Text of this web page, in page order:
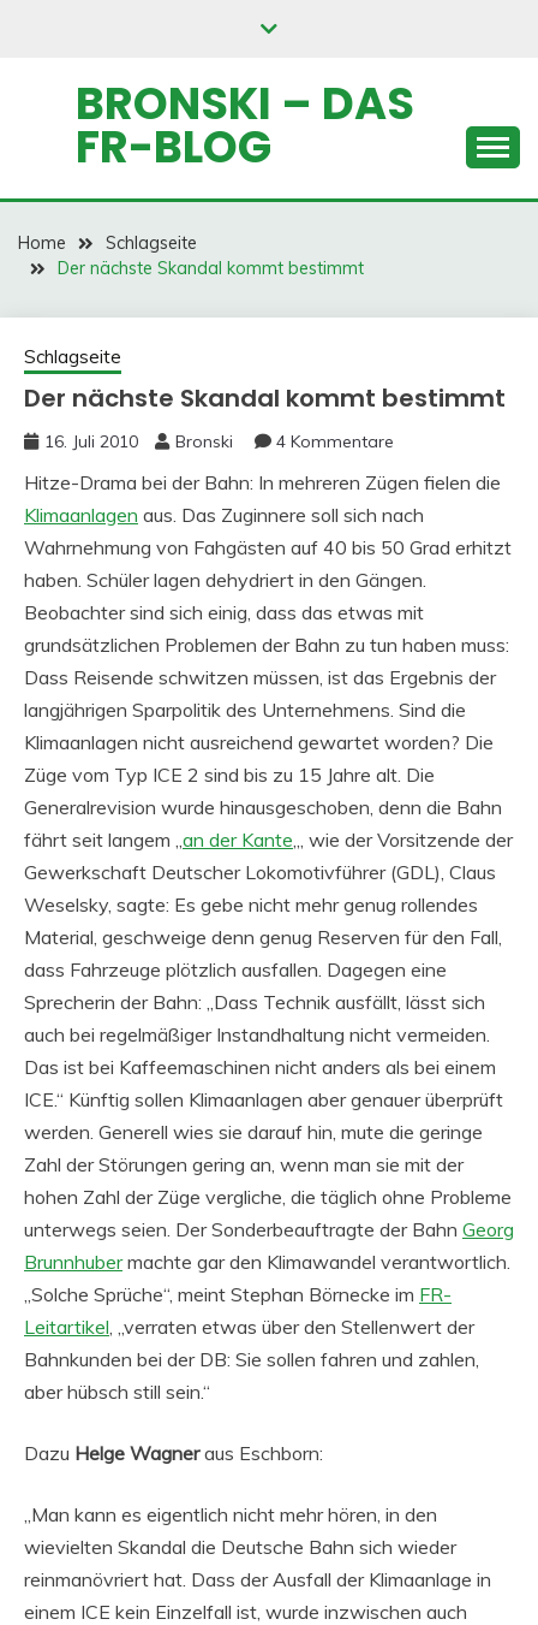
BRONSKI – DAS
FR-BLOG
Home
Schlagseite
Der nächste Skandal kommt bestimmt
Schlagseite
Der nächste Skandal kommt bestimmt
16. Juli 2010 Bronski 4 Kommentare
Hitze-Drama bei der Bahn: In mehreren Zügen fielen die
Klimaanlagen aus. Das Zuginnere soll sich nach
Wahrnehmung von Fahgästen auf 40 bis 50 Grad erhitzt
haben. Schüler lagen dehydriert in den Gängen.
Beobachter sind sich einig, dass das etwas mit
grundsätzlichen Problemen der Bahn zu tun haben muss:
Dass Reisende schwitzen müssen, ist das Ergebnis der
langjährigen Sparpolitik des Unternehmens. Sind die
Klimaanlagen nicht ausreichend gewartet worden? Die
Züge vom Typ ICE 2 sind bis zu 15 Jahre alt. Die
Generalrevision wurde hinausgeschoben, denn die Bahn
fährt seit langem „an der Kante„, wie der Vorsitzende der
Gewerkschaft Deutscher Lokomotivführer (GDL), Claus
Weselsky, sagte: Es gebe nicht mehr genug rollendes
Material, geschweige denn genug Reserven für den Fall,
dass Fahrzeuge plötzlich ausfallen. Dagegen eine
Sprecherin der Bahn: „Dass Technik ausfällt, lässt sich
auch bei regelmäßiger Instandhaltung nicht vermeiden.
Das ist bei Kaffeemaschinen nicht anders als bei einem
ICE.“ Künftig sollen Klimaanlagen aber genauer überprüft
werden. Generell wies sie darauf hin, mute die geringe
Zahl der Störungen gering an, wenn man sie mit der
hohen Zahl der Züge vergliche, die täglich ohne Probleme
unterwegs seien. Der Sonderbeauftragte der Bahn Georg
Brunnhubermachte gar den Klimawandel verantwortlich.
„Solche Sprüche“, meint Stephan Börnecke im FR-
Leitartikel, „verraten etwas über den Stellenwert der
Bahnkunden bei der DB: Sie sollen fahren und zahlen,
aber hübsch still sein.“
Dazu Helge Wagneraus Eschborn:
„Man kann es eigentlich nicht mehr hören, in den
wievielten Skandal die Deutsche Bahn sich wieder
reinmanövriert hat. Dass der Ausfall der Klimaanlage in
einem ICE kein Einzelfall ist, wurde inzwischen auch